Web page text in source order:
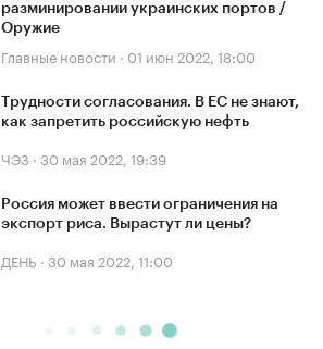
разминировании украинских портов /
Оружие
Главные новости · 01 июн 2022, 18:00
Трудности согласования. В ЕС не знают,
как запретить российскую нефть
ЧЭЗ · 30 мая 2022, 19:39
Россия может ввести ограничения на
экспорт риса. Вырастут ли цены?
ДЕНЬ · 30 мая 2022, 11:00